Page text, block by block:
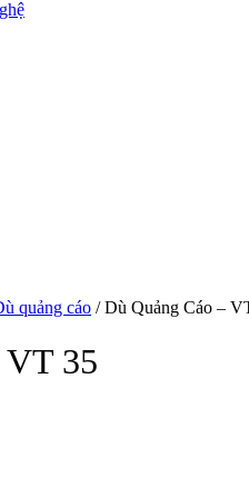
quảng cáo / Dù Quảng Cáo –
VT 35